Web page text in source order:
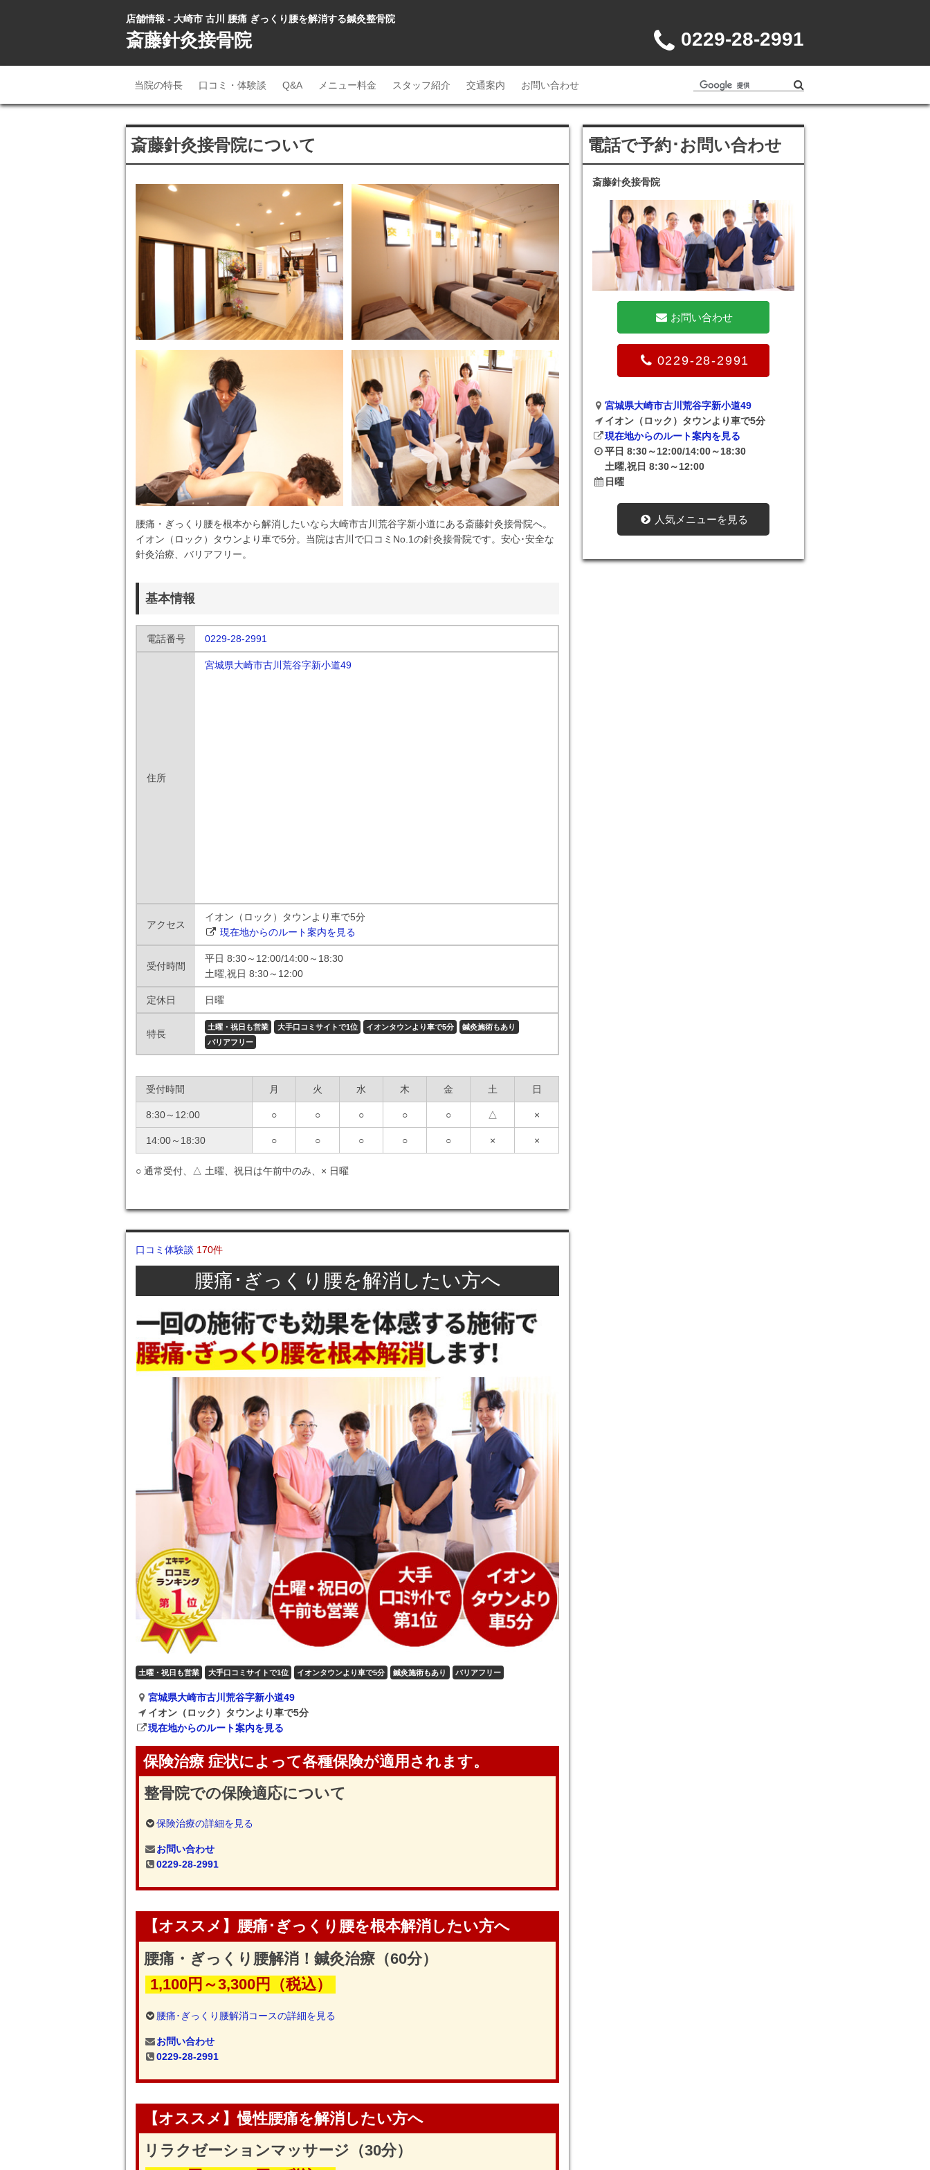
店舗情報 - 大崎市 古川 腰痛 ぎっくり腰を解消する鍼灸整骨院
斎藤針灸接骨院 0229-28-2991
当院の特長 口コミ・体験談 Q&A メニュー料金 スタッフ紹介 交通案内 お問い合わせ
斎藤針灸接骨院について
腰痛・ぎっくり腰を根本から解消したいなら大崎市古川荒谷字新小道にある斎藤針灸接骨院へ。
イオン（ロック）タウンより車で5分。当院は古川で口コミNo.1の針灸接骨院です。安心･安全な
針灸治療、バリアフリー。
基本情報
電話番号 0229-28-2991
住所
宮城県大崎市古川荒谷字新小道49
アクセス
イオン（ロック）タウンより車で5分
現在地からのルート案内を見る
受付時間
平日 8:30～12:00/14:00～18:30
土曜,祝日 8:30～12:00
定休日 日曜
特長
土曜・祝日も営業 大手口コミサイトで1位 イオンタウンより車で5分
鍼灸施術もあり
バリアフリー
受付時間 月 火 水 木 金 土 日
8:30～12:00 ○ ○ ○ ○ ○ △ ×
14:00～18:30 ○ ○ ○ ○ ○ × ×
○ 通常受付、△ 土曜、祝日は午前中のみ、× 日曜
口コミ体験談 170件
腰痛･ぎっくり腰を解消したい方へ
土曜・祝日も営業 大手口コミサイトで1位 イオンタウンより車で5分 鍼灸施術もあり バリアフリー
宮城県大崎市古川荒谷字新小道49
イオン（ロック）タウンより車で5分
現在地からのルート案内を見る
保険治療 症状によって各種保険が適用されます。
整骨院での保険適応について
保険治療の詳細を見る
お問い合わせ
0229-28-2991
【オススメ】腰痛･ぎっくり腰を根本解消したい方へ
腰痛・ぎっくり腰解消！鍼灸治療（60分）
1,100円～3,300円（税込）
腰痛･ぎっくり腰解消コースの詳細を見る
お問い合わせ
0229-28-2991
【オススメ】慢性腰痛を解消したい方へ
リラクゼーションマッサージ（30分）
電話で予約･お問い合わせ
斎藤針灸接骨院
お問い合わせ
0229-28-2991
宮城県大崎市古川荒谷字新小道49
イオン（ロック）タウンより車で5分
現在地からのルート案内を見る
平日 8:30～12:00/14:00～18:30
土曜,祝日 8:30～12:00
日曜
人気メニューを見る